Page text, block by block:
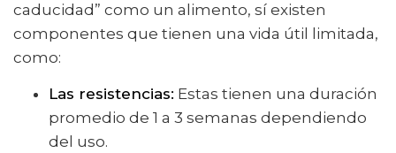
caducidad” como un alimento, sí existen
componentes que tienen una vida útil limitada,
como:
Las resistencias: Estas tienen una duración
promedio de 1 a 3 semanas dependiendo
del uso.